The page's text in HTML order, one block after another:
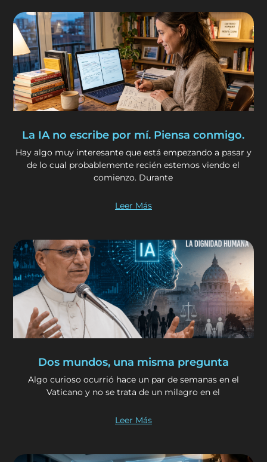
La IA no escribe por mí. Piensa conmigo.
Hay algo muy interesante que está empezando a pasar y
de lo cual probablemente recién estemos viendo el
comienzo. Durante
Leer Más
Dos mundos, una misma pregunta
Algo curioso ocurrió hace un par de semanas en el
Vaticano y no se trata de un milagro en el
Leer Más